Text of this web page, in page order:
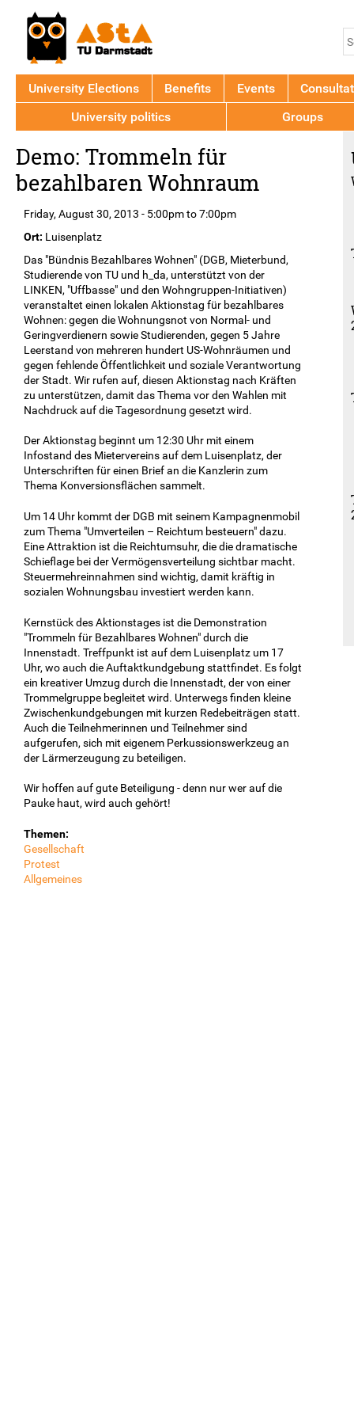
to
top
Demo: Trommeln für
bezahlbaren Wohnraum
Friday, August 30, 2013 - 5:00pmto7:00pm
Ort: Luisenplatz
Das "Bündnis Bezahlbares Wohnen" (DGB, Mieterbund,
Studierende von TU und h_da, unterstützt von der
LINKEN, "Uffbasse" und den Wohngruppen-Initiativen)
veranstaltet einen lokalen Aktionstag für bezahlbares
Wohnen: gegen die Wohnungsnot von Normal- und
Geringverdienern sowie Studierenden, gegen 5 Jahre
Leerstand von mehreren hundert US-Wohnräumen und
gegen fehlende Öffentlichkeit und soziale Verantwortung
der Stadt. Wir rufen auf, diesen Aktionstag nach Kräften
zu unterstützen, damit das Thema vor den Wahlen mit
Nachdruck auf die Tagesordnung gesetzt wird.
Der Aktionstag beginnt um 12:30 Uhr mit einem
Infostand des Mietervereins auf dem Luisenplatz, der
Unterschriften für einen Brief an die Kanzlerin zum
Thema Konversionsflächen sammelt.
Um 14 Uhr kommt der DGB mit seinem Kampagnenmobil
zum Thema "Umverteilen – Reichtum besteuern" dazu.
Eine Attraktion ist die Reichtumsuhr, die die dramatische
Schieflage bei der Vermögensverteilung sichtbar macht.
Steuermehreinnahmen sind wichtig, damit kräftig in
sozialen Wohnungsbau investiert werden kann.
Kernstück des Aktionstages ist die Demonstration
"Trommeln für Bezahlbares Wohnen" durch die
Innenstadt. Treffpunkt ist auf dem Luisenplatz um 17
Uhr, wo auch die Auftaktkundgebung stattfindet. Es folgt
ein kreativer Umzug durch die Innenstadt, der von einer
Trommelgruppe begleitet wird. Unterwegs finden kleine
Zwischenkundgebungen mit kurzen Redebeiträgen statt.
Auch die Teilnehmerinnen und Teilnehmer sind
aufgerufen, sich mit eigenem Perkussionswerkzeug an
der Lärmerzeugung zu beteiligen.
Wir hoffen auf gute Beteiligung - denn nur wer auf die
Pauke haut, wird auch gehört!
Themen:
Gesellschaft
Protest
Allgemeines
University Elections Benefits Events
University politics
Groups